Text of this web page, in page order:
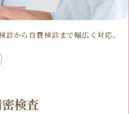
から自費検診まで幅広く対応。
検査